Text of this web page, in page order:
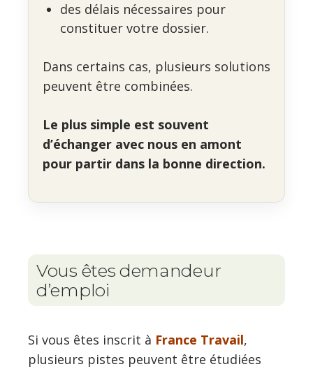
des délais nécessaires pour
constituer votre dossier.
Dans certains cas, plusieurs solutions
peuvent être combinées.
Le plus simple est souvent
d’échanger avec nous en amont
pour partir dans la bonne direction.
Vous êtes demandeur
d’emploi
Si vous êtes inscrit à France Travail,
plusieurs pistes peuvent être étudiées